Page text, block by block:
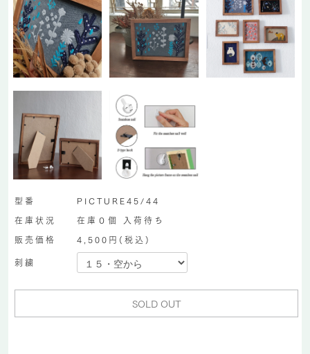
型番
PICTURE45/44
在庫状況
在庫０個 入荷待ち
販売価格
4,500円(税込)
刺繍
SOLD OUT